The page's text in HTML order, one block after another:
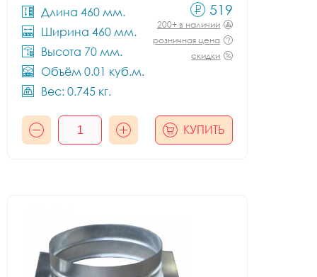
Длина 460 мм.
Ширина 460 мм.
Высота 70 мм.
Объём 0.01 куб.м.
Вес: 0.745 кг.
519
200+ в наличии
розничная цена
скидки
КУПИТЬ